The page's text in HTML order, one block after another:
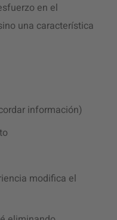
en el
una característica
información)
modifica el